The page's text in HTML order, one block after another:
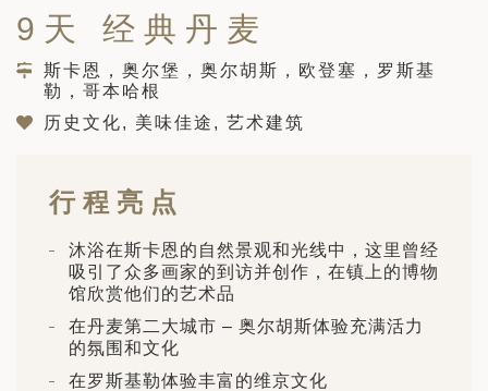
北极
亚大迁徙与黑猩猩 游猎之旅
斯远东 ：原始荒野与被遗忘的历
年8月8日 – 17日）
22 日 – 10 月 3 日）
的海之路：爱沙尼亚、拉脱维亚和
2026年10月5日至16日）
阿拉伯 · 奇迹王国 (2026 年 11
— 26 日)
9天 经典丹麦
斯卡恩，奥尔堡，奥尔胡斯，欧登塞，罗斯基
勒，哥本哈根
历史文化, 美味佳途, 艺术建筑
行程亮点
沐浴在斯卡恩的自然景观和光线中，这里曾经
吸引了众多画家的到访并创作，在镇上的博物
馆欣赏他们的艺术品
在丹麦第二大城市 – 奥尔胡斯体验充满活力
的氛围和文化
在罗斯基勒体验丰富的维京文化